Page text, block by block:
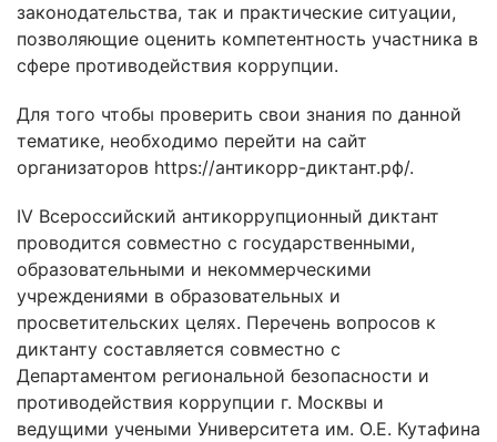
законодательства, так и практические ситуации,
позволяющие оценить компетентность участника в
сфере противодействия коррупции.
Для того чтобы проверить свои знания по данной
тематике, необходимо перейти на сайт
организаторов https://антикорр-диктант.рф/.
IV Всероссийский антикоррупционный диктант
проводится совместно с государственными,
образовательными и некоммерческими
учреждениями в образовательных и
просветительских целях. Перечень вопросов к
диктанту составляется совместно с
Департаментом региональной безопасности и
противодействия коррупции г. Москвы и
ведущими учеными Университета им. О.Е. Кутафина